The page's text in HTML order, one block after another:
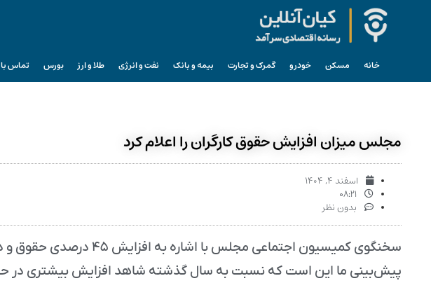
خانه مسکن خودرو گمرک و تجارت بیمه و بانک نفت و انرژی طلا و ارز بورس تماس
مجلس میزان افزایش حقوق کارگران را اعلام کرد
اسفند ۴, ۱۴۰۴
۰۸:۲۱
بدون نظر
سخنگوی کمیسیون اجتماعی مجلس
پیش‌بینی ما این است که نسبت به سال گذشته شاهد افزایش بیشتری در